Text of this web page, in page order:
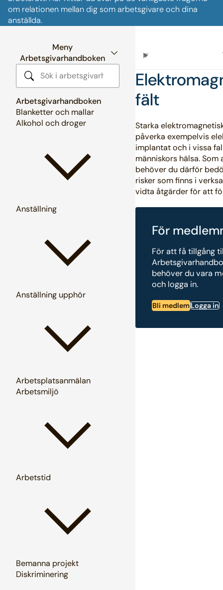
om relationen mellan dig som arbetsgivare och dina
anställda.
Meny
Arbetsgivarhandboken
Sök i arbetsgivarhandboken
Arbetsgivarhandboken
Blanketter och mallar
Alkohol och droger
Anställning
Anställning upphör
Arbetsplatsanmälan
Arbetsmiljö
Arbetstid
Bemanna projekt
Diskriminering
fält
Starka
påverka exempelvis
implantat och i vissa
människors hälsa.
behöver du därför
risker som finns i
vidta åtgärder för att
För
För att få tillgång
behöver du vara
och logga in.
Bli medlemLogga in